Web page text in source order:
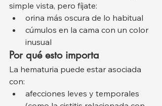
simple vista, pero fíjate:
orina más oscura de lo habitual
cúmulos en la cama con un color
inusual
Por qué esto importa
La hematuria puede estar asociada
con:
afecciones leves y temporales